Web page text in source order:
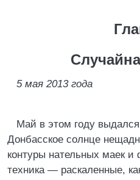
5 мая 2013 года
Май в этом году
Донбасское солнце
контуры нательных маек и
техника — раскаленные,